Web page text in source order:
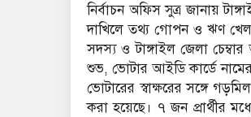
নির্বাচন অফিস সুত্র জানায়
দাখিলে তথ্য গোপন ও ঋণ
সদস্য ও টাঙ্গাইল জেলা
শুভ, ভোটার আইডি কার্ডে
ভোটারের স্বাক্ষরের সঙ্গে
করা হয়েছে। ৭ জন প্রার্থীর